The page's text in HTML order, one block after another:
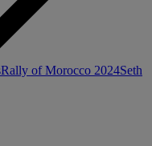
Rally of Morocco 2024Seth